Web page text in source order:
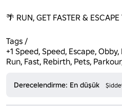
🌴 RUN, GET FASTER &
Tags /
+1 Speed, Speed, Escape,
Run, Fast, Rebirth, Pets,
Derecelendirme: En düşük